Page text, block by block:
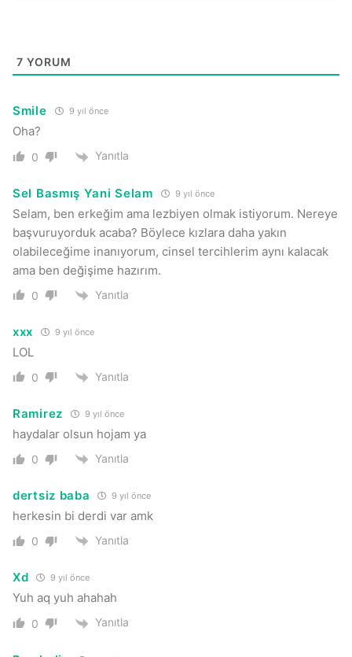
7 YORUM
Smile 9 yıl önce
Oha?
0 Yanıtla
Sel Basmış Yani Selam 9 yıl önce
Selam, ben erkeğim ama lezbiyen olmak istiyorum. Nereye
başvuruyorduk acaba? Böylece kızlara daha yakın
olabileceğime inanıyorum, cinsel tercihlerim aynı kalacak
ama ben değişime hazırım.
0 Yanıtla
xxx 9 yıl önce
LOL
0 Yanıtla
Ramirez 9 yıl önce
haydalar olsun hojam ya
0 Yanıtla
dertsiz baba 9 yıl önce
herkesin bi derdi var amk
0 Yanıtla
Xd 9 yıl önce
Yuh aq yuh ahahah
0 Yanıtla